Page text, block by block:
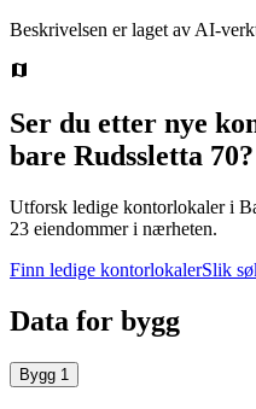
Beskrivelsen er laget av AI-
Ser du etter nye
bare Rudssletta 70?
Utforsk ledige kontorlokaler i
23 eiendommer i nærheten.
Finn ledige kontorlokalerSlik
Data for bygg
Bygg 1